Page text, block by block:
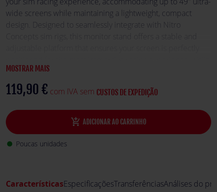
wide screens while maintaining a lightweight, compact
design. Designed to seamlessly integrate with Nitro
the freestanding design avoids vibrations and the force
feedback of the wheel.
MOSTRAR MAIS
119,90 € com IVA sem CUSTOS DE EXPEDIÇÃO
add_shopping_cart ADICIONAR AO CARRINHO
fiber_manual_record Poucas unidades
CaracterísticasEspecificaçõesTransferênciasAnálises do